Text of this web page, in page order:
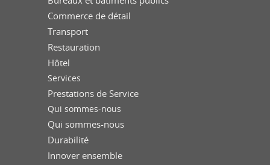
Commerce de détail
Transport
Restauration
Hôtel
Services
Prestations de Service
Qui sommes-nous
Qui sommes-nous
Durabilité
Innover ensemble